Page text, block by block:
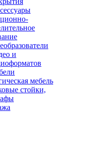
и
мебель
стойки,